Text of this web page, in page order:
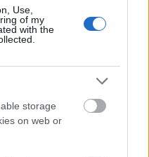
Use,
of my
with the
storage
on web or
czternastkę;
czegoś w haśle?
Dobrego słownika.